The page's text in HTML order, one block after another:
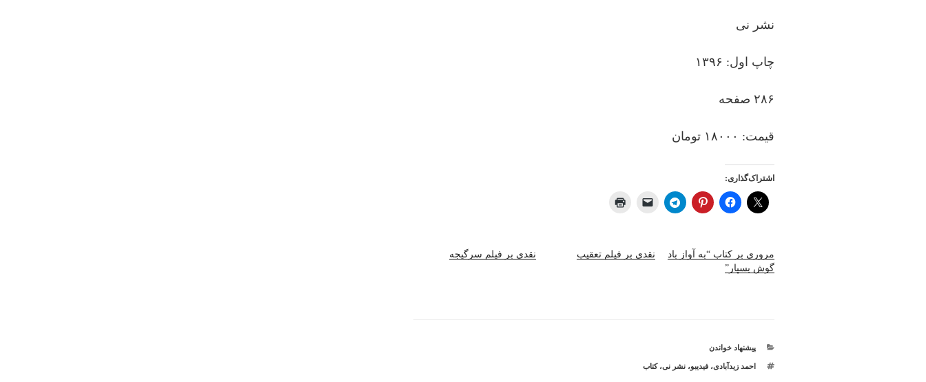
نشر نی
چاپ اول: ۱۳۹۶
۲۸۶ صفحه
قیمت: ۱۸۰۰۰ تومان
اشتراک‌گذاری:
مروری بر کتاب “به آواز باد
گوش بسپار”
نقدی بر فیلم تعقیب نقدی بر فیلم سرگیجه
دسته‌ها
پیشنهاد خواندن
برچسب‌ها
احمد زیدآبادی،فیدیبو،نشر نی،کتاب